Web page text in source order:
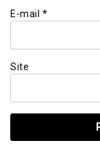
E-mail *
Site